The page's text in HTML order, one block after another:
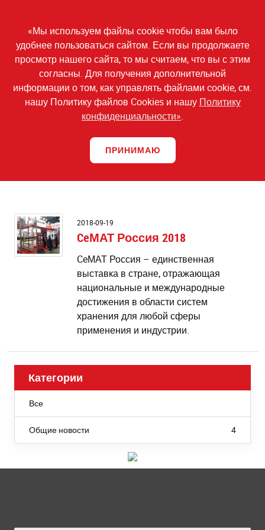
content
«Мы используем файлы cookie чтобы вам было
удобнее пользоваться сайтом. Если вы продолжаете
просмотр нашего сайта, то мы считаем, что вы с этим
согласны. Для получения дополнительной
информации о том, как управлять файлами cookie, см.
нашу Политику файлов Cookies и нашу Политику
конфиденциальности».
ПРИНИМАЮ
Share
facebook
Share
on
Linkedin
Share
Мероприятия
Выберите месяц
2018-09-19
CeМАТ Россия 2018
CeМАТ Россия – единственная
выставка в стране, отражающая
национальные и международные
достижения в области систем
хранения для любой сферы
применения и индустрии.
Категории
Все
Общие новости 4